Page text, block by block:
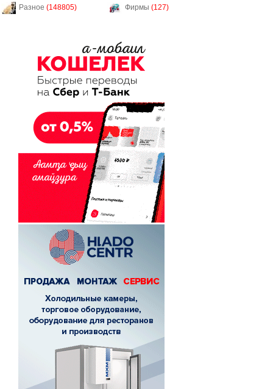
Разное (148805) Фирмы (127)